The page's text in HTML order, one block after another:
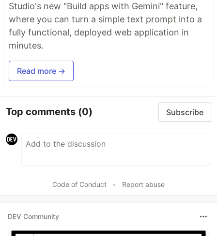
Studio's new "Build apps with Gemini" feature,
where you can turn a simple text prompt into a
fully functional, deployed web application in
minutes.
Read more →
Top comments (0) Subscribe
Code of Conduct • Report abuse
DEV Community